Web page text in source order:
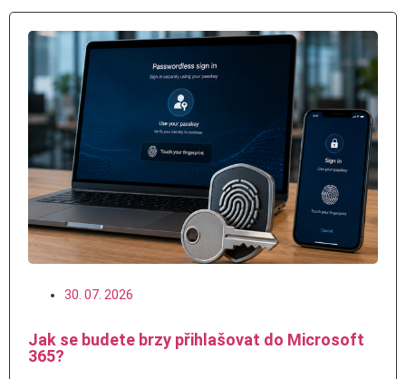
30. 07. 2026
Jak se budete brzy přihlašovat do Microsoft
365?